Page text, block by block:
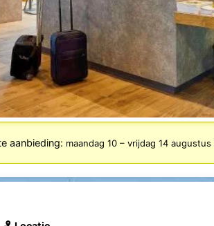
aanbieding: maandag 10– vrijdag 14 augustus